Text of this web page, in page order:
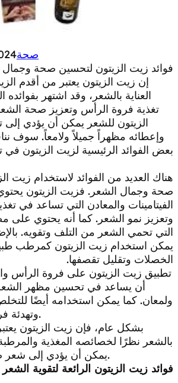
صحة
فوائد زيت الزيتون لتحسين صحة وجمال
إن زيت الزيتون يعتبر من أقدم
العناية بالشعر، وقد اشتهر بفوائده
تغذية فروة الرأس وتعزيز صحة
الزيتون للشعر يمكن أن يؤدي
وإعطائه مظهراً جميلاً ولامعاً. سوف
بعض الفوائد الرئيسية لزيت الزيتون
هناك العديد من الفوائد لاستخدام زيت
صحة وجمال الشعر. فزيت الزيتون
الفيتامينات والمعادن التي تساعد في
وتعزيز نمو الشعر. كما أنه يحتوي على
التي تحمي الشعر من التلف وتقويه.
يمكن استخدام زيت الزيتون كمرطب
الخصلات وتقليل تقصفها.
تطبيق زيت الزيتون على فروة الرأس
أن يساعد في تحسين مظهر
ولمعان. كما يمكن استخدامه أيضًا
وتهدئة فروة الرأس المتهيجة.
بشكل عام، فإن زيت الزيتون يعتبر
بالشعر نظرًا لخصائصه المغذية
يمكن أن يؤدي إلى شعر صحي ومظهر جميل.
فوائد زيت الزيتون الرائعة لتقوية